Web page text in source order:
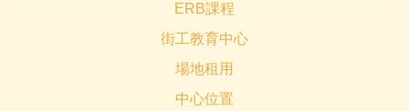
ERB課程
街工教育中心
場地租用
中心位置